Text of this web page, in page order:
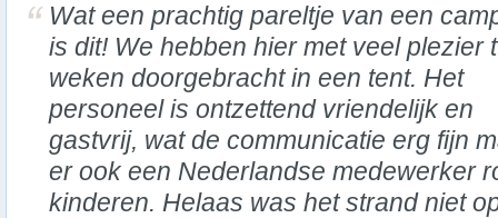
Wat een prachtig pareltje van een
is dit! We hebben hier met veel plezier
weken doorgebracht in een tent. Het
personeel is ontzettend vriendelijk en
gastvrij, wat de communicatie erg fijn
er ook een Nederlandse medewerker
kinderen. Helaas was het strand niet